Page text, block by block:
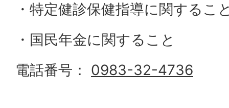
・特定健診保健指導に関するこ
・国民年金に関すること
電話番号： 0983-32-4736